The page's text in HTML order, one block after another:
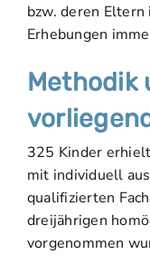
bzw. deren
Erhebungen
Methodik
325 Kinder
mit individuell
qualifizierten
dreijährigen
vorgenommen